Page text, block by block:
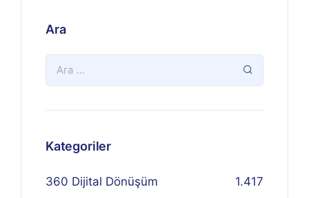
Ara
Kategoriler
360 Dijital Dönüşüm 1.417